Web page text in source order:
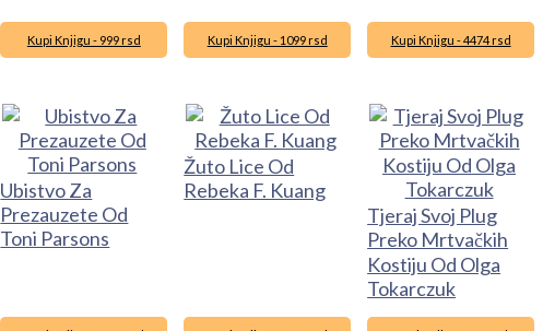
Kupi Knjigu - 999 rsd
Ubistvo Za
Prezauzete Od
Toni Parsons
Kupi Knjigu - 1099 rsd
Žuto Lice Od
Rebeka F. Kuang
Kupi Knjigu - 4474 rsd
Tjeraj Svoj Plug
Preko Mrtvačkih
Kostiju Od Olga
Tokarczuk